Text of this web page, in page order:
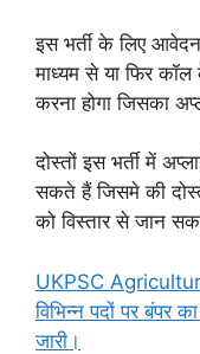
इस भर्ती के लिए
माध्यम से या फिर
करना होगा जिसका
दोस्तों इस भर्ती में
सकते हैं जिसमे की
को विस्तार से जान
UKPSC
विभिन्न पदों पर बंपर
जारी।